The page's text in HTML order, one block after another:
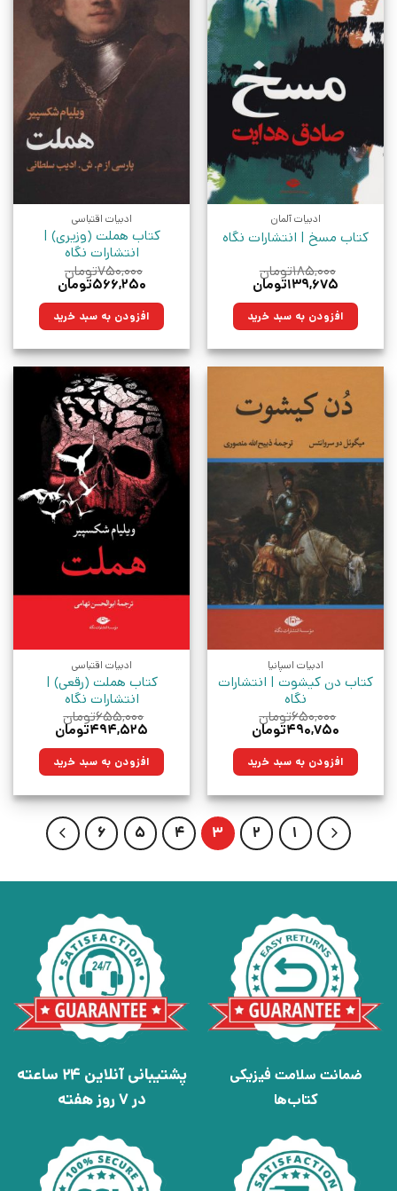
ادبیات آلمان
کتاب مسخ | انتشارات نگاه
۱۸۵,۰۰۰تومان
قیمت
۱۸۵,۰۰۰تومان
بود.
۱۳۹,۶۷۵تومان
۱۳۹,۶۷۵تومان.افزودن به سبد خرید
ادبیات اقتباسی
کتاب هملت (وزیری) |
انتشارات نگاه
۷۵۰,۰۰۰تومان
قیمت
۷۵۰,۰۰۰تومان
بود.
۵۶۶,۲۵۰تومان
۵۶۶,۲۵۰تومان.افزودن به سبد خرید
ادبیات اسپانیا
کتاب دن کیشوت | انتشارات
نگاه
۶۵۰,۰۰۰تومان
قیمت
۶۵۰,۰۰۰تومان
بود.
۴۹۰,۷۵۰تومان
۴۹۰,۷۵۰تومان.افزودن به سبد خرید
ادبیات اقتباسی
کتاب هملت (رقعی) |
انتشارات نگاه
۶۵۵,۰۰۰تومان
قیمت
۶۵۵,۰۰۰تومان
بود.
۴۹۴,۵۲۵تومان
۴۹۴,۵۲۵تومان. افزودن به سبد خرید
1
2
3
4
5
6
ضمانت سلامت فیزیکی
کتاب‌ها
پشتیبانی آنلاین 24 ساعته
در 7 روز هفته